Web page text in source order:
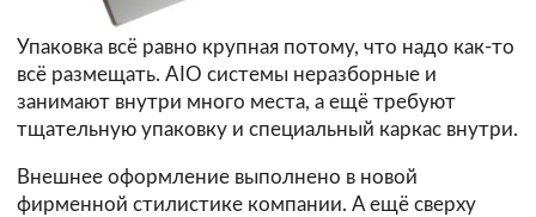
Упаковка всё равно крупная потому, что надо как-то
всё размещать. AIO системы неразборные и
занимают внутри много места, а ещё требуют
тщательную упаковку и специальный каркас внутри.
Внешнее оформление выполнено в новой
фирменной стилистике компании. А ещё сверху